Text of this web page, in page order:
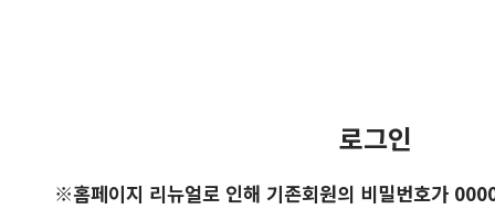
로그인
※홈페이지 리뉴얼로 인해 기존회원의 비밀번호가